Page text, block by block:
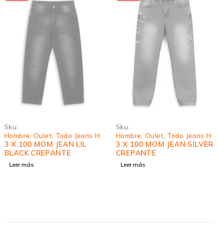
Sku:
Hombre Oulet, Todo Jeans H
3 X 100 MOM JEAN LIL
BLACK CREPANTE
Leer más
Sku:
Hombre Oulet, Todo Jeans H
3 X 100 MOM JEAN SILVER
CREPANTE
Leer más